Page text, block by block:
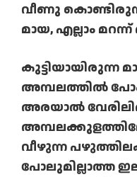
വീണു
മായ, എല്ലാം
കുട്ടിയായിരുന്ന
അമ്പലത്തിൽ
അരയാൽ
വീഴുന്ന
പോലുമില്ലാത്ത